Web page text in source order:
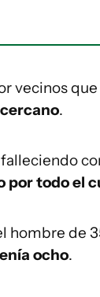
vecinos
.
por todo el
hombre de
ocho.